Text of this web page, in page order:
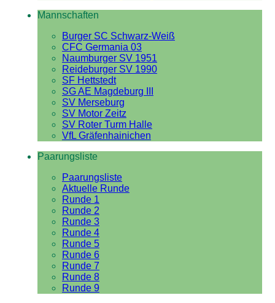
Mannschaften
Burger SC Schwarz-Weiß
CFC Germania 03
Naumburger SV 1951
Reideburger SV 1990
SF Hettstedt
SG AE Magdeburg III
SV Merseburg
SV Motor Zeitz
SV Roter Turm Halle
VfL Gräfenhainichen
Paarungsliste
Paarungsliste
Aktuelle Runde
Runde 1
Runde 2
Runde 3
Runde 4
Runde 5
Runde 6
Runde 7
Runde 8
Runde 9